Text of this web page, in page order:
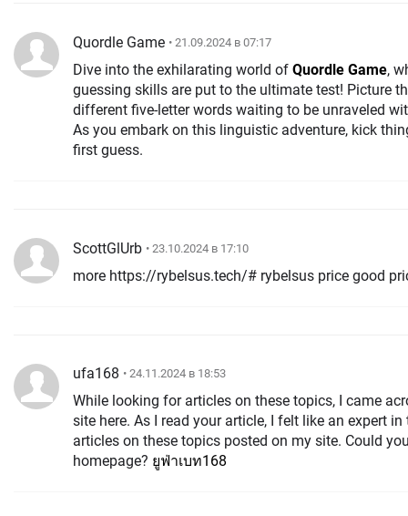
Quordle Game • 21.09.2024 в 07:17
Dive into the exhilarating world of Quordle Game,
guessing skills are put to the ultimate test! Picture
different five-letter words waiting to be unraveled
As you embark on this linguistic adventure, kick
first guess.
ScottGlUrb • 23.10.2024 в 17:10
more https://rybelsus.tech/# rybelsus
ufa168 • 24.11.2024 в 18:53
While looking for articles on these topics, I came
site here. As I read your article, I felt like an expert
articles on these topics posted on my site. Could
homepage? ยูฟ่าเบท168